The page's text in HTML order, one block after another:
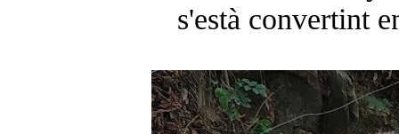
s'està convertint